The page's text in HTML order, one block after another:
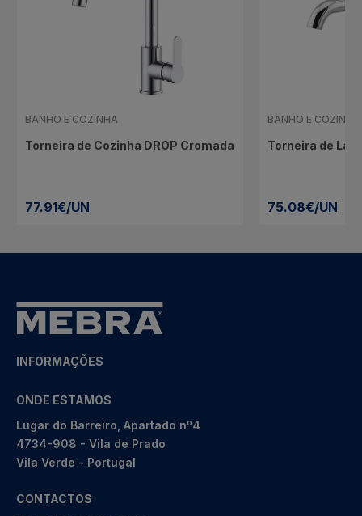
BANHO E COZINHA
Torneira de Cozinha DROP Cromada
77.91€/UN
BANHO E COZINHA
Torneira de
75.08€/UN
INFORMAÇÕES
ONDE ESTAMOS
Lugar do Barreiro, Apartado nº4
4734-908 - Vila de Prado
Vila Verde - Portugal
CONTACTOS